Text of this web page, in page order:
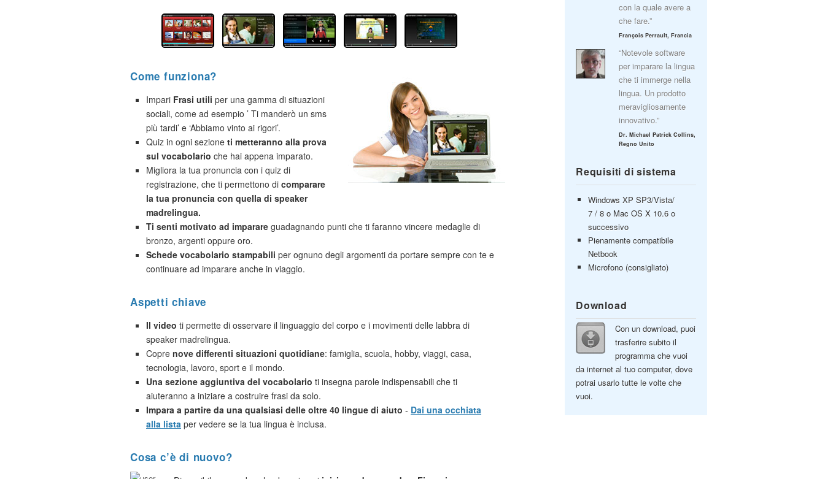
Come funziona?
Impari Frasi utili per una gamma di situazioni
sociali, come ad esempio ’ Ti manderò un sms
più tardi’ e ‘Abbiamo vinto ai rigori’.
Quiz in ogni sezione ti metteranno alla prova
sul vocabolario che hai appena imparato.
Migliora la tua pronuncia con i quiz di
registrazione, che ti permettono di comparare
la tua pronuncia con quella di speaker
madrelingua.
Ti senti motivato ad imparare guadagnando punti che ti faranno vincere medaglie di
bronzo, argenti oppure oro.
Schede vocabolario stampabili per ognuno degli argomenti da portare sempre con te e
continuare ad imparare anche in viaggio.
Aspetti chiave
Il video ti permette di osservare il linguaggio del corpo e i movimenti delle labbra di
speaker madrelingua.
Copre nove differenti situazioni quotidiane: famiglia, scuola, hobby, viaggi, casa,
tecnologia, lavoro, sport e il mondo.
Una sezione aggiuntiva del vocabolario ti insegna parole indispensabili che ti
aiuteranno a iniziare a costruire frasi da solo.
Impara a partire da una qualsiasi delle oltre 40 lingue di aiuto - Dai una occhiata
alla lista per vedere se la tua lingua è inclusa.
Cosa c’è di nuovo?
con la quale avere a
che fare.”
François Perrault, Francia
“Notevole software
per imparare la lingua
che ti immerge nella
lingua. Un prodotto
meravigliosamente
innovativo.”
Dr. Michael Patrick Collins,
Regno Unito
Requisiti di sistema
Windows XP SP3/Vista/
7 / 8 o Mac OS X 10.6 o
successivo
Pienamente compatibile
Netbook
Microfono (consigliato)
Download
Con un download, puoi
trasferire subito il
programma che vuoi
da internet al tuo computer, dove
potrai usarlo tutte le volte che
vuoi.